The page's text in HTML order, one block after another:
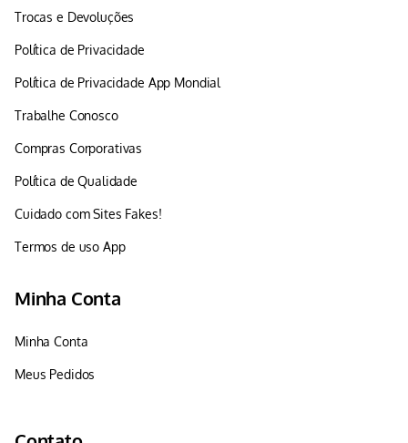
Trocas e Devoluções
Política de Privacidade
Política de Privacidade App Mondial
Trabalhe Conosco
Compras Corporativas
Política de Qualidade
Cuidado com Sites Fakes!
Termos de uso App
Minha Conta
Minha Conta
Meus Pedidos